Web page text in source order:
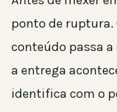
ponto de ruptura.
conteúdo passa
a entrega
identifica com o